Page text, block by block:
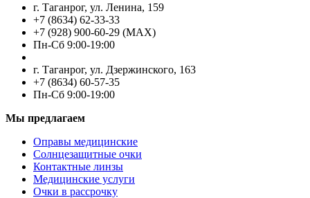
г. Таганрог, ул. Ленина, 159
+7 (8634) 62-33-33
+7 (928) 900-60-29 (MAX)
Пн-Cб 9:00-19:00
г. Таганрог, ул. Дзержинского, 163
+7 (8634) 60-57-35
Пн-Сб 9:00-19:00
Мы предлагаем
Оправы медицинские
Солнцезащитные очки
Контактные линзы
Медицинские услуги
Очки в рассрочку